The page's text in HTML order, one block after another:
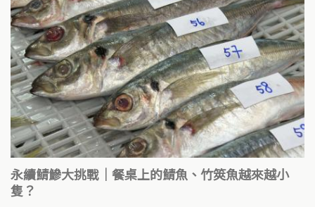
永續鯖鰺大挑戰｜餐桌上的鯖魚、竹筴魚越來越小
隻？